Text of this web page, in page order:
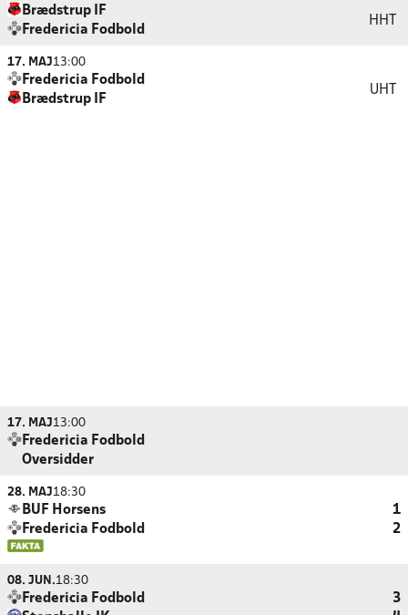
Brædstrup IF
Fredericia Fodbold
HHT
17. MAJ13:00
Fredericia Fodbold
Brædstrup IF
UHT
17. MAJ13:00
Fredericia Fodbold
Oversidder
28. MAJ18:30
BUF Horsens
1
Fredericia Fodbold
2
08. JUN.18:30
Fredericia Fodbold
3